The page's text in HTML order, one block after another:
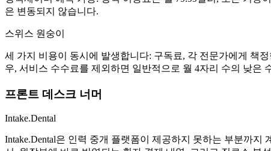
은 변동되지 않습니다.
스위스 원숭이
세 가지 비용이 동시에 발생합니다: 구독료, 각 전문가에게 책
우, 서비스 수수료를 제외하면 일반적으로 월 4자리 수의 낮은
프론트 데스크 너머
Intake.Dental
Intake.Dental은 인력 중개 플랫폼이 제공하지 못하는 부분까